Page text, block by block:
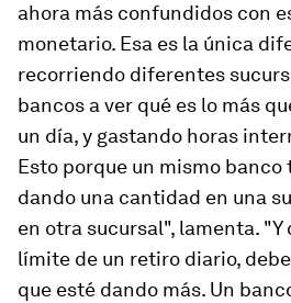
ahora más confundidos con
monetario. Esa es la única
recorriendo diferentes
bancos a ver qué es lo más
un día, y gastando horas
Esto porque un mismo banco
dando una cantidad en una
en otra sucursal", lamenta. "Y
límite de un retiro diario,
que esté dando más. Un